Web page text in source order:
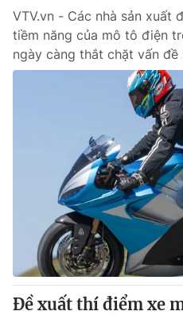
VTV.vn - Các nhà sản xuất
tiềm năng của mô tô điện
ngày càng thắt chặt vấn đề
Đề xuất thí điểm xe